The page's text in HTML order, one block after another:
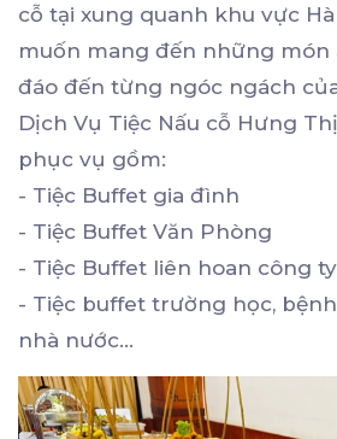
cỗ tại xung quanh khu vực
muốn mang đến những món
đáo đến từng ngóc ngách
Dịch Vụ Tiệc Nấu cỗ Hưng
phục vụ gồm:
- Tiệc Buffet gia đình
- Tiệc Buffet Văn Phòng
- Tiệc Buffet liên hoan công ty
- Tiệc buffet trường học,
nhà nước…